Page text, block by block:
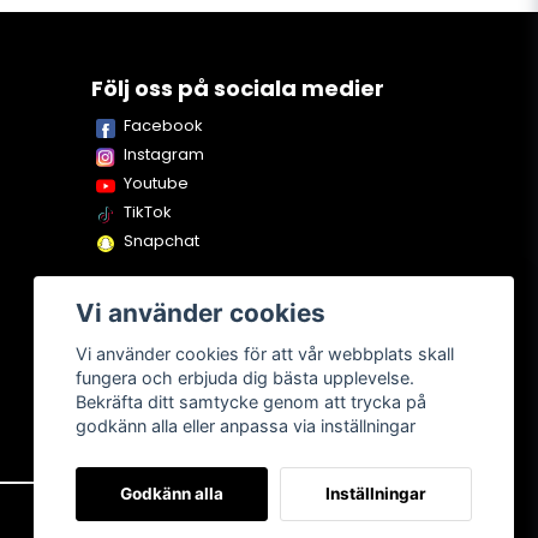
Följ oss på sociala medier
Facebook
Instagram
Youtube
TikTok
Snapchat
Om oss
Vi använder cookies
Vi använder cookies för att vår webbplats skall
fungera och erbjuda dig bästa upplevelse.
Bekräfta ditt samtycke genom att trycka på
godkänn alla eller anpassa via inställningar
Godkänn alla Inställningar